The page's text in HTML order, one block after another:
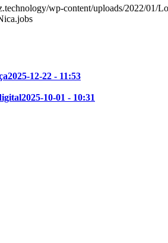
wp-content/uploads/2022/01/
2025-12-22 - 11:53
2025-10-01 - 10:31